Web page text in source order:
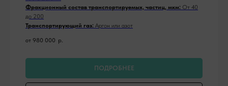
Фракционный состав транспортируемых, частиц, мкм: От 40
до 200
Транспортирующий газ: Аргон или азот
от 980 000 р.
ПОДРОБНЕЕ